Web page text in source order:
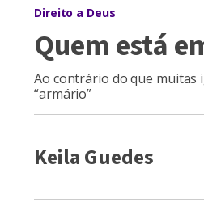
Direito a Deus
Quem está
Ao contrário do que muitas
“armário”
Keila Guedes